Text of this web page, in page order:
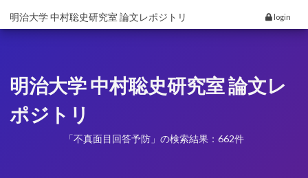
明治大学 中村聡史研究室 論文レポジトリ login
明治大学 中村聡史研究室 論文レ
ポジトリ
「不真面目回答予防」の検索結果：662件